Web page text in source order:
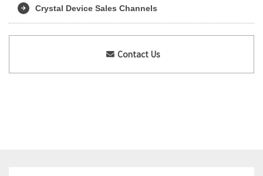
Crystal Device Sales Channels
Contact Us